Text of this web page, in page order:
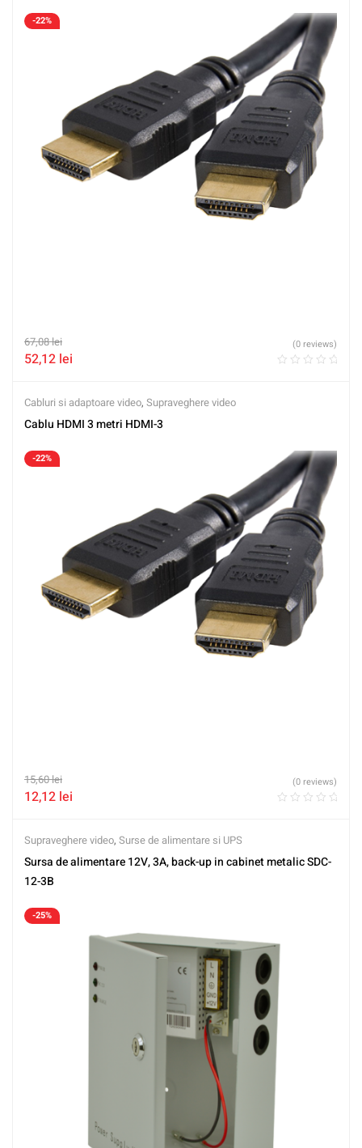
-22%
67,08lei
52,12 lei
(0 reviews)
Cabluri si adaptoare video, Supraveghere video
Cablu HDMI 3 metri HDMI-3
-22%
15,60lei
12,12 lei
(0 reviews)
Supraveghere video, Surse de alimentare si UPS
Sursa de alimentare 12V, 3A, back-up in cabinet metalic SDC-
12-3B
-25%